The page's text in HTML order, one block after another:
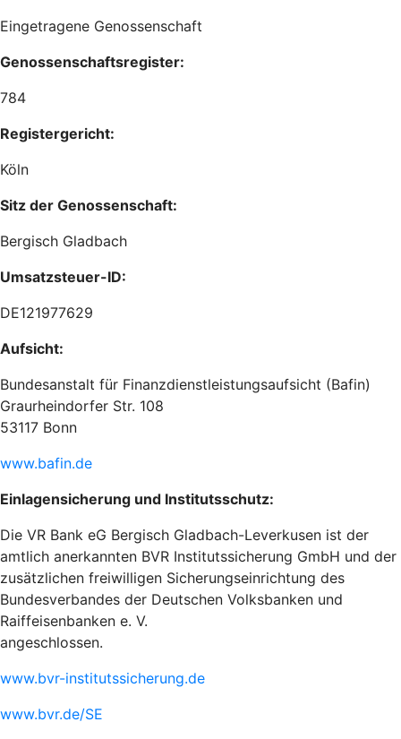
Eingetragene Genossenschaft
Genossenschaftsregister:
784
Registergericht:
Köln
Sitz der Genossenschaft:
Bergisch Gladbach
Umsatzsteuer-ID:
DE121977629
Aufsicht:
Bundesanstalt für Finanzdienstleistungsaufsicht (Bafin)
Graurheindorfer Str. 108
53117 Bonn
www.bafin.de
Einlagensicherung und Institutsschutz:
Die VR Bank eG Bergisch Gladbach-Leverkusen ist der
amtlich anerkannten BVR Institutssicherung GmbH und der
zusätzlichen freiwilligen Sicherungseinrichtung des
Bundesverbandes der Deutschen Volksbanken und
Raiffeisenbanken e. V.
angeschlossen.
www.bvr-institutssicherung.de
www.bvr.de/SE